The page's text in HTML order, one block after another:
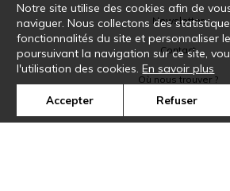
Newsletter
Contact
Où nous trouver ?
Notre site utilise des cookies afin de
naviguer. Nous collectons des
fonctionnalités du site et personnaliser
poursuivant la navigation sur ce site,
l'utilisation des cookies.En savoir plus
Accepter Refuser